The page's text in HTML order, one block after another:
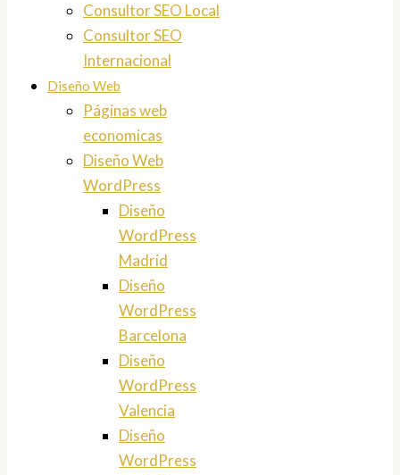
Consultor SEO Local
Consultor SEO
Internacional
Diseño Web
Páginas web
economicas
Diseño Web
WordPress
Diseño
WordPress
Madrid
Diseño
WordPress
Barcelona
Diseño
WordPress
Valencia
Diseño
WordPress